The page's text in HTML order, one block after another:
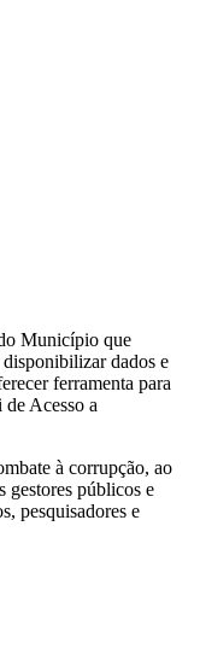
Município que
dados e
ferramenta para
Acesso a
à corrupção, ao
gestores públicos e
pesquisadores e